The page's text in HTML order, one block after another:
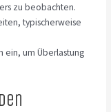
zu beobachten.
typischerweise
ein, um Überlastung